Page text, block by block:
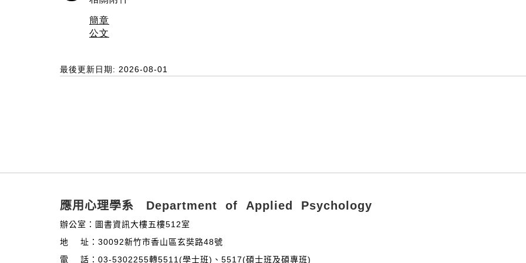
簡章
公文
最後更新日期: 2026-08-01
應用心理學系 Department of Applied Psychology
辦公室：圖書資訊大樓五樓512室
地 址：30092新竹市香山區玄奘路48號
電 話：03-5302255轉5511(學士班)、5517(碩士班及碩專班)